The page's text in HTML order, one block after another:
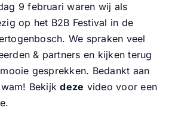
9 februari waren wij als
op het B2B Festival in de
We spraken veel
& partners en kijken terug
gesprekken. Bedankt aan
Bekijkdeze video voor een